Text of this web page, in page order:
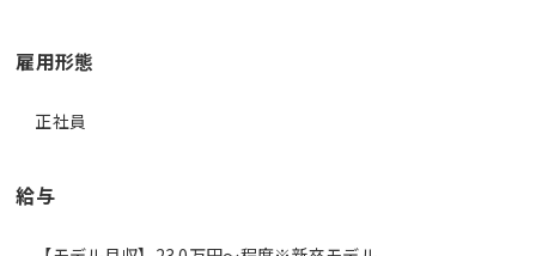
雇用形態
正社員
給与